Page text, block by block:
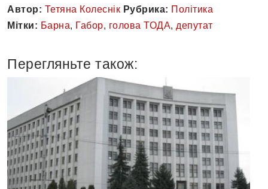
Автор: Тетяна Колеснік Рубрика: Політика
Мітки: Барна, Габор, голова ТОДА, депутат
Перегляньте також: